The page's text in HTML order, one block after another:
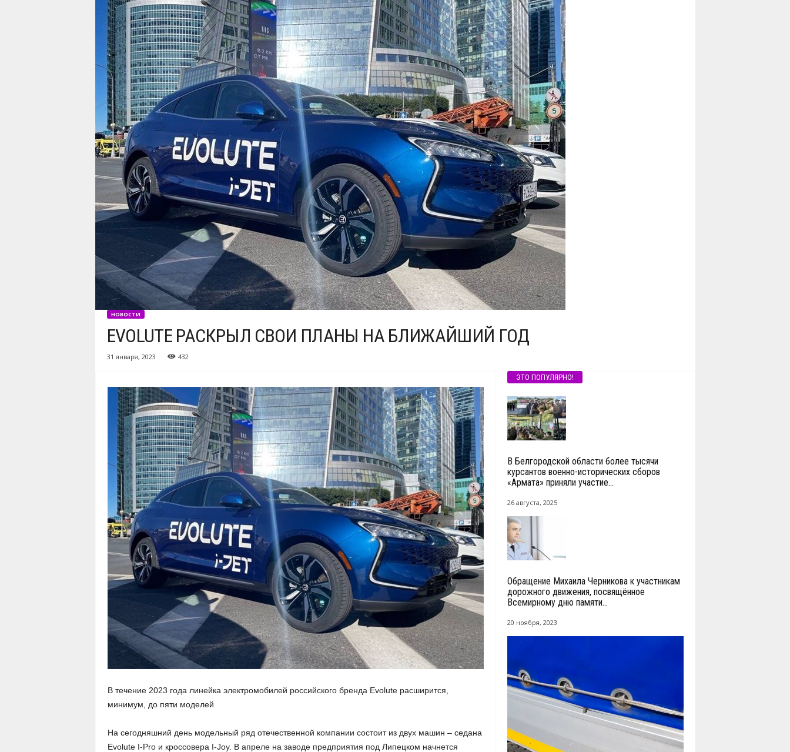
НОВОСТИ
EVOLUTE РАСКРЫЛ СВОИ ПЛАНЫ НА БЛИЖАЙШИЙ ГОД
31 января, 2023 432
В течение 2023 года линейка электромобилей российского бренда Evolute расширится,
минимум, до пяти моделей
На сегодняшний день модельный ряд отечественной компании состоит из двух машин – седана
Evolute I-Pro и кроссовера I-Joy. В апреле на заводе предприятия под Липецком начнется
ЭТО ПОПУЛЯРНО!
В Белгородской области более тысячи
курсантов военно-исторических сборов
«Армата» приняли участие...
26 августа, 2025
Обращение Михаила Черникова к участникам
дорожного движения, посвящённое
Всемирному дню памяти...
20 ноября, 2023